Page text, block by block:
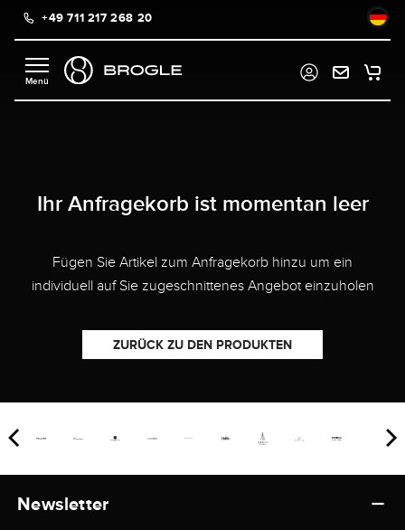
springen
+49 711 217 268 20
Ihr Anfragekorb ist momentan leer
Fügen Sie Artikel zum Anfragekorb hinzu um ein
individuell auf Sie zugeschnittenes Angebot einzuholen
ZURÜCK ZU DEN PRODUKTEN
Newsletter